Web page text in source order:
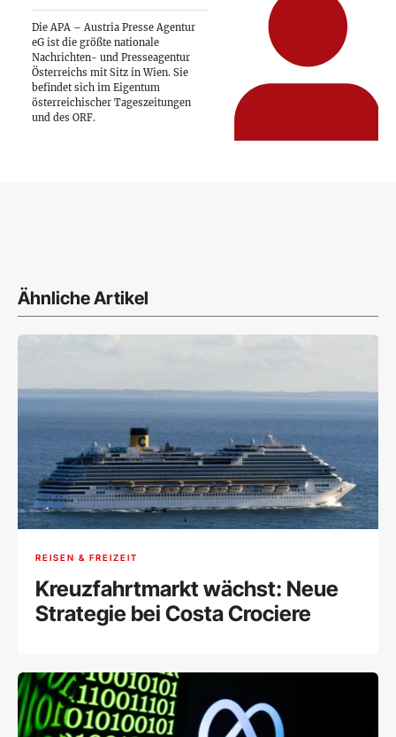
Die APA – Austria Presse Agentur
eG ist die größte nationale
Nachrichten- und Presseagentur
Österreichs mit Sitz in Wien. Sie
befindet sich im Eigentum
österreichischer Tageszeitungen
und des ORF.
Ähnliche Artikel
REISEN & FREIZEIT
Kreuzfahrtmarkt wächst: Neue
Strategie bei Costa Crociere